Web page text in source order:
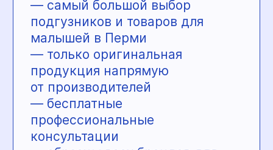
а родители — отдыхать без
как сказочный мир для
малышей и школьников: здесь
можно бегать, прыгать,
исследовать игровые зоны
и праздновать дни рождения
так, чтобы эмоции запомнились
надолго. Центр подходит для
детей от 0 до 12 лет и продуман
до мелочей с точки зрения
безопасности и комфорта семьи.